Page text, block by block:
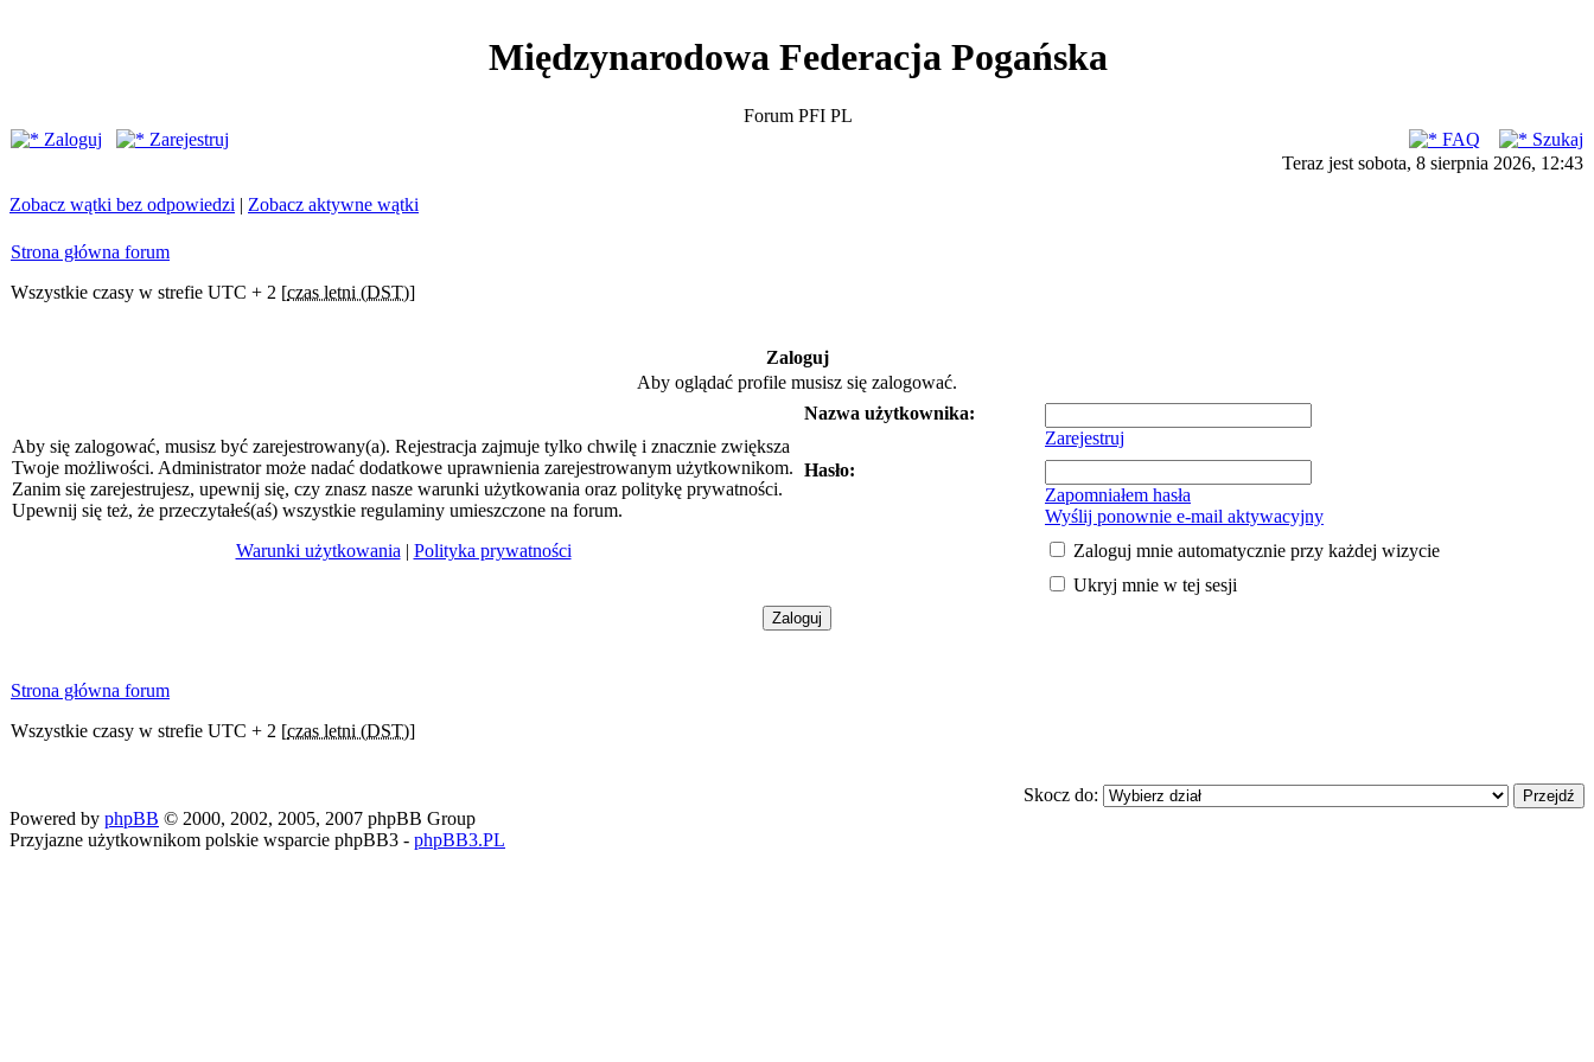
Międzynarodowa Federacja Pogańska
Forum PFI PL
Zaloguj
Zarejestruj FAQ
Szukaj
Teraz jest sobota, 8 sierpnia 2026, 12:43
Zobacz wątki bez odpowiedzi | Zobacz aktywne wątki
Strona główna forum
Wszystkie czasy w strefie UTC + 2 [czas letni (DST)]
Zaloguj
Aby oglądać profile musisz się zalogować.
Aby się zalogować, musisz być zarejestrowany(a). Rejestracja zajmuje tylko chwilę i znacznie zwiększa
Twoje możliwości. Administrator może nadać dodatkowe uprawnienia zarejestrowanym użytkownikom.
Zanim się zarejestrujesz, upewnij się, czy znasz nasze warunki użytkowania oraz politykę prywatności.
Upewnij się też, że przeczytałeś(aś) wszystkie regulaminy umieszczone na forum.
Warunki użytkowania | Polityka prywatności
Nazwa użytkownika:
Zarejestruj
Hasło:
Zapomniałem hasła
Wyślij ponownie e-mail aktywacyjny
Zaloguj mnie automatycznie przy każdej wizycie
Ukryj mnie w tej sesji
Strona główna forum
Wszystkie czasy w strefie UTC + 2 [czas letni (DST)]
Skocz do:
Powered by phpBB © 2000, 2002, 2005, 2007 phpBB Group
Przyjazne użytkownikom polskie wsparcie phpBB3 - phpBB3.PL